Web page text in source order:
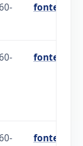
fonte
fonte
fonte